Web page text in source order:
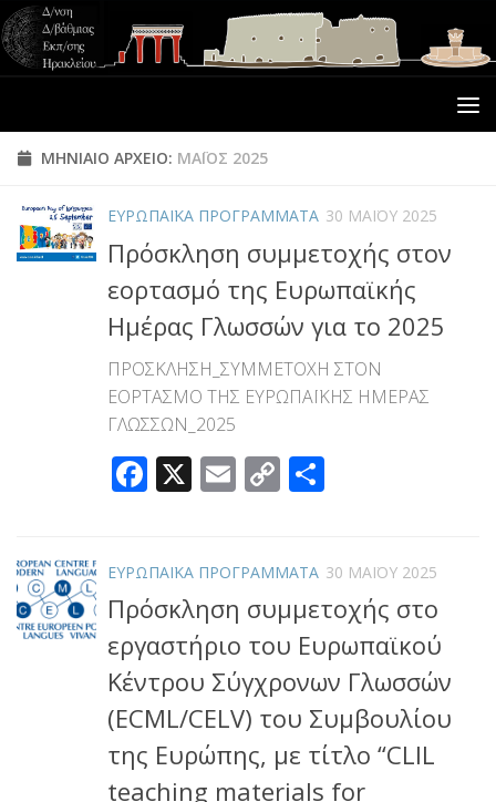
ΜΗΝΙΑΊΟ ΑΡΧΕΊΟ: ΜΆΙΟΣ 2025
ΕΥΡΩΠΑΪΚΑ ΠΡΟΓΡΑΜΜΑΤΑ 30 ΜΑΪ́ΟΥ 2025
Πρόσκληση συμμετοχής στον
εορτασμό της Ευρωπαϊκής
Ημέρας Γλωσσών για το 2025
ΠΡΟΣΚΛΗΣΗ_ΣΥΜΜΕΤΟΧΗ ΣΤΟΝ
ΕΟΡΤΑΣΜΟ ΤΗΣ ΕΥΡΩΠΑΪΚΗΣ ΗΜΕΡΑΣ
ΓΛΩΣΣΩΝ_2025
Facebook
X Email
Copy
ΕΥΡΩΠΑΪΚΑ ΠΡΟΓΡΑΜΜΑΤΑ 30 ΜΑΪ́ΟΥ 2025
Πρόσκληση συμμετοχής στο
εργαστήριο του Ευρωπαϊκού
Κέντρου Σύγχρονων Γλωσσών
(ECML/CELV) του Συμβουλίου
της Ευρώπης, με τίτλο “CLIL
teaching materials for